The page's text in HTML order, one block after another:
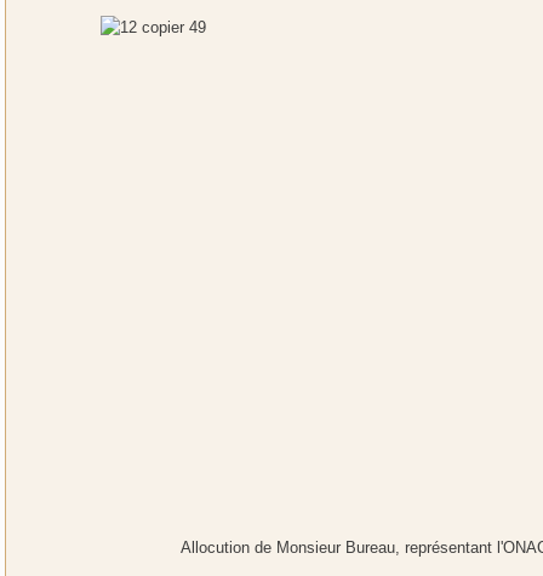
Allocution de Monsieur Bureau, représentant